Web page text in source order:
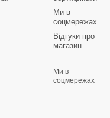
Ми в
соцмережах
Відгуки про
магазин
Ми в
соцмережах